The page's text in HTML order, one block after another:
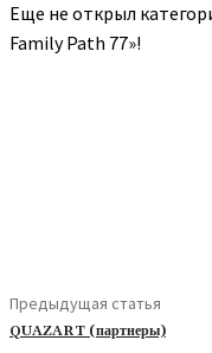
Еще не открыл
Family Path 77»!
Предыдущая статья
QUAZART (партнеры)